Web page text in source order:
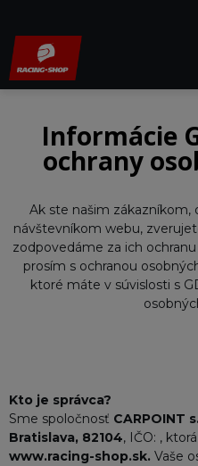
Informácie
ochrany
Ak ste našim zákazníkom,
návštevníkom webu,
zodpovedáme za ich
prosím s ochranou
ktoré máte v súvislosti s
Kto je správca?
Sme spoločnosť CARPOINT
Bratislava, 82104, IČO: ,
www.racing-shop.sk. Vaše